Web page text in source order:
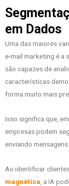
em Dados
Uma das maiores
e-mail marketing é a
são capazes de
características
forma muito mais
Isso significa que,
empresas podem
enviando
Ao identificar
magnética , a IA